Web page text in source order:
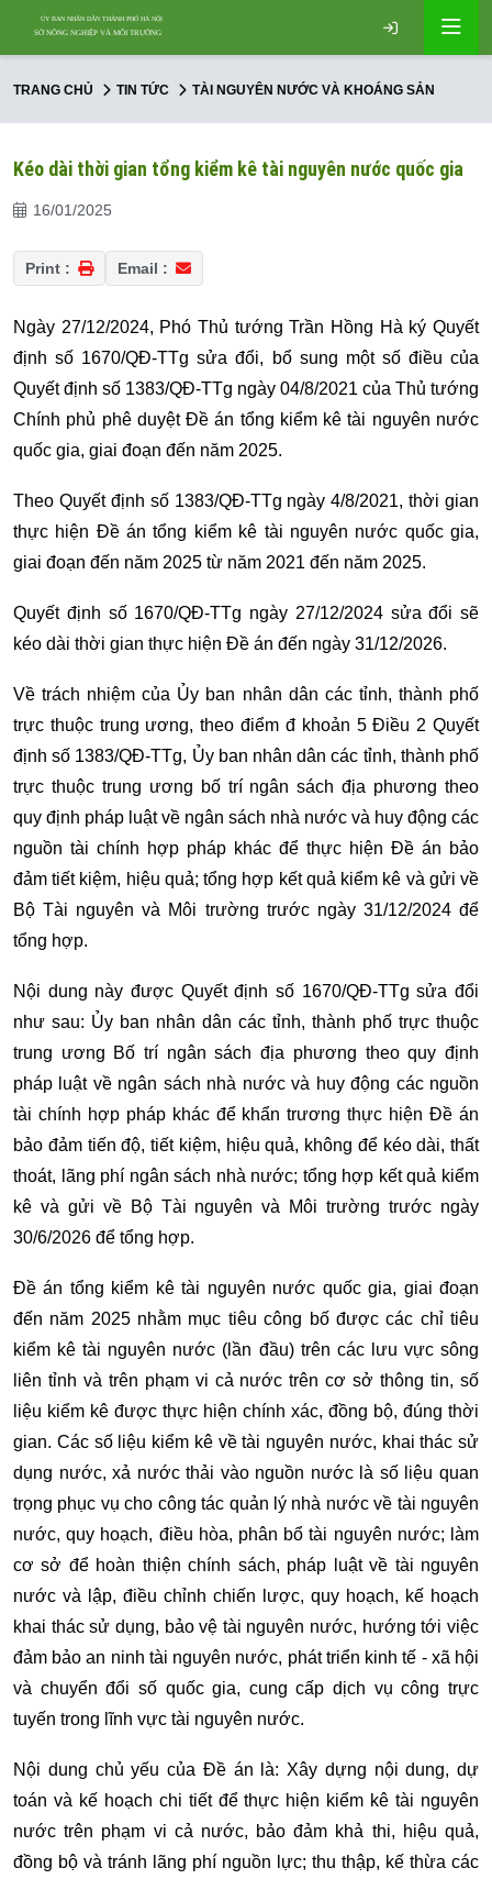
TRANG CHỦ TIN TỨC TÀI NGUYÊN NƯỚC VÀ KHOÁNG SẢN
Kéo dài thời gian tổng kiểm kê tài nguyên nước quốc gia
16/01/2025
Print : Email :
Ngày 27/12/2024, Phó Thủ tướng Trần Hồng Hà ký Quyết
định số 1670/QĐ-TTg sửa đổi, bổ sung một số điều của
Quyết định số 1383/QĐ-TTg ngày 04/8/2021 của Thủ tướng
Chính phủ phê duyệt Đề án tổng kiểm kê tài nguyên nước
quốc gia, giai đoạn đến năm 2025.
Theo Quyết định số 1383/QĐ-TTg ngày 4/8/2021, thời gian
thực hiện Đề án tổng kiểm kê tài nguyên nước quốc gia,
giai đoạn đến năm 2025 từ năm 2021 đến năm 2025.
Quyết định số 1670/QĐ-TTg ngày 27/12/2024 sửa đổi sẽ
kéo dài thời gian thực hiện Đề án đến ngày 31/12/2026.
Về trách nhiệm của Ủy ban nhân dân các tỉnh, thành phố
trực thuộc trung ương, theo điểm đ khoản 5 Điều 2 Quyết
định số 1383/QĐ-TTg, Ủy ban nhân dân các tỉnh, thành phố
trực thuộc trung ương bố trí ngân sách địa phương theo
quy định pháp luật về ngân sách nhà nước và huy động các
nguồn tài chính hợp pháp khác để thực hiện Đề án bảo
đảm tiết kiệm, hiệu quả; tổng hợp kết quả kiểm kê và gửi về
Bộ Tài nguyên và Môi trường trước ngày 31/12/2024 để
tổng hợp.
Nội dung này được Quyết định số 1670/QĐ-TTg sửa đổi
như sau: Ủy ban nhân dân các tỉnh, thành phố trực thuộc
trung ương Bố trí ngân sách địa phương theo quy định
pháp luật về ngân sách nhà nước và huy động các nguồn
tài chính hợp pháp khác để khẩn trương thực hiện Đề án
bảo đảm tiến độ, tiết kiệm, hiệu quả, không để kéo dài, thất
thoát, lãng phí ngân sách nhà nước; tổng hợp kết quả kiểm
kê và gửi về Bộ Tài nguyên và Môi trường trước ngày
30/6/2026 để tổng hợp.
Đề án tổng kiểm kê tài nguyên nước quốc gia, giai đoạn
đến năm 2025 nhằm mục tiêu công bố được các chỉ tiêu
kiểm kê tài nguyên nước (lần đầu) trên các lưu vực sông
liên tỉnh và trên phạm vi cả nước trên cơ sở thông tin, số
liệu kiểm kê được thực hiện chính xác, đồng bộ, đúng thời
gian. Các số liệu kiểm kê về tài nguyên nước, khai thác sử
dụng nước, xả nước thải vào nguồn nước là số liệu quan
trọng phục vụ cho công tác quản lý nhà nước về tài nguyên
nước, quy hoạch, điều hòa, phân bổ tài nguyên nước; làm
cơ sở để hoàn thiện chính sách, pháp luật về tài nguyên
nước và lập, điều chỉnh chiến lược, quy hoạch, kế hoạch
khai thác sử dụng, bảo vệ tài nguyên nước, hướng tới việc
đảm bảo an ninh tài nguyên nước, phát triển kinh tế - xã hội
và chuyển đổi số quốc gia, cung cấp dịch vụ công trực
tuyến trong lĩnh vực tài nguyên nước.
Nội dung chủ yếu của Đề án là: Xây dựng nội dung, dự
toán và kế hoạch chi tiết để thực hiện kiểm kê tài nguyên
nước trên phạm vi cả nước, bảo đảm khả thi, hiệu quả,
đồng bộ và tránh lãng phí nguồn lực; thu thập, kế thừa các